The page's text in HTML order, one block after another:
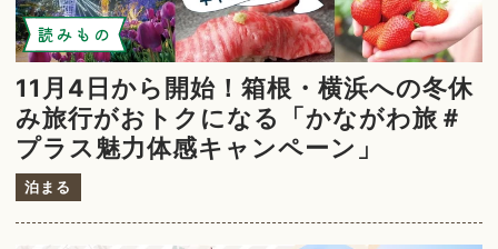
読みもの
11月4日から開始！箱根・横浜への冬休
み旅行がおトクになる「かながわ旅＃
プラス魅力体感キャンペーン」
泊まる